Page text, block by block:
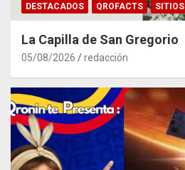
DESTACADOS QROFACTS SITIOS
La Capilla de San Gregorio
05/08/2026 redacción